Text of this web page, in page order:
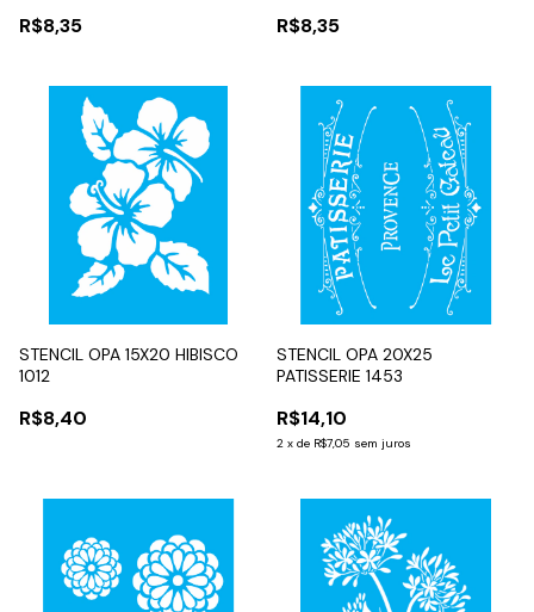
R$8,35 R$8,35
STENCIL OPA 15X20 HIBISCO
1012
R$8,40
STENCIL OPA 20X25
PATISSERIE 1453
R$14,10
2 x de R$7,05 sem juros